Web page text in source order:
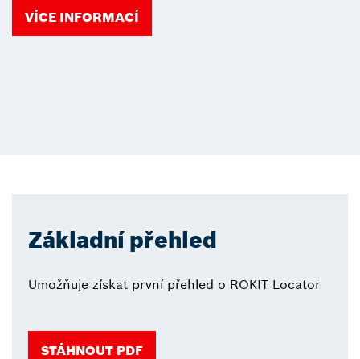
VÍCE INFORMACÍ
Základní přehled
Umožňuje získat první přehled o ROKIT Locator
STÁHNOUT PDF